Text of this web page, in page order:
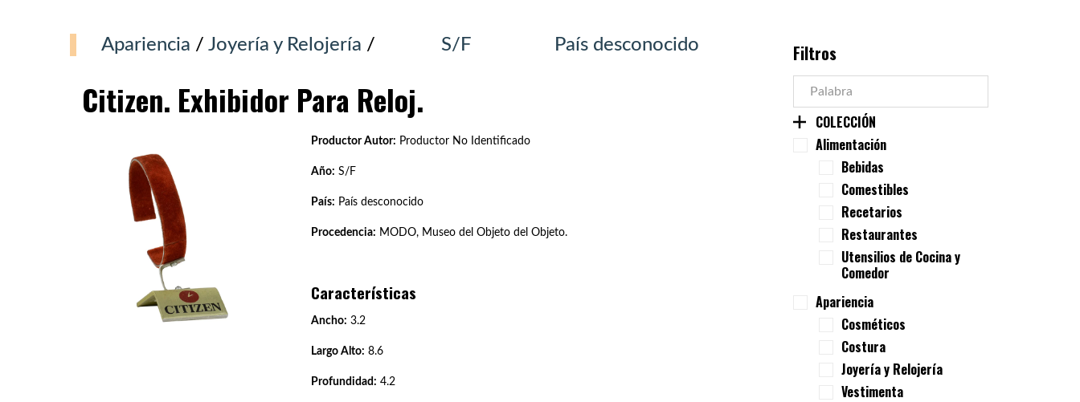
Apariencia / Joyería y Relojería / S/F País desconocido
Citizen. Exhibidor Para Reloj.
Productor Autor: Productor No Identificado
Año: S/F
País: País desconocido
Procedencia: MODO, Museo del Objeto del Objeto.
Características
Ancho: 3.2
Largo Alto: 8.6
Profundidad: 4.2
Filtros
COLECCIÓN
Alimentación
Bebidas
Comestibles
Recetarios
Restaurantes
Utensilios de Cocina y
Comedor
Apariencia
Cosméticos
Costura
Joyería y Relojería
Vestimenta